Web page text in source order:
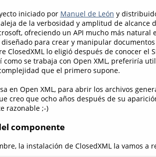
iniciado por Manuel de León y
de la verbosidad y amplitud de alcance
ofreciendo un API mucho más natural
para crear y manipular documentos
ClosedXML lo eligió después de conocer el
como se trabaja con Open XML, preferiría
que el primero supone.
en Open XML, para abrir los archivos
creo que ocho años después de su
razonable ;-)
componente
la instalación de ClosedXML la vamos a